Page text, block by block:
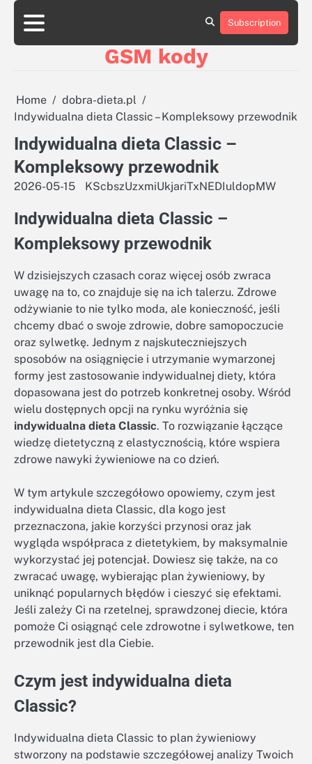
Skip
content
aluminumboatplans.com
dobra-
Strony
ujednoznaczniające
aluminumboatplans.com
dobra-
Strony
ujednoznaczniające
Kontakt
Kontakt
Subscription
GSM kody
Home
dobra-dieta.pl
Indywidualna dieta Classic – Kompleksowy przewodnik
Indywidualna dieta Classic –
Kompleksowy przewodnik
2026-05-15 KScbszUzxmiUkjariTxNEDIuldopMW
Indywidualna dieta Classic –
Kompleksowy przewodnik
W dzisiejszych czasach coraz więcej osób zwraca
uwagę na to, co znajduje się na ich talerzu. Zdrowe
odżywianie to nie tylko moda, ale konieczność, jeśli
chcemy dbać o swoje zdrowie, dobre samopoczucie
oraz sylwetkę. Jednym z najskuteczniejszych
sposobów na osiągnięcie i utrzymanie wymarzonej
formy jest zastosowanie indywidualnej diety, która
dopasowana jest do potrzeb konkretnej osoby. Wśród
wielu dostępnych opcji na rynku wyróżnia się
indywidualna dieta Classic. To rozwiązanie łączące
wiedzę dietetyczną z elastycznością, które wspiera
zdrowe nawyki żywieniowe na co dzień.
W tym artykule szczegółowo opowiemy, czym jest
indywidualna dieta Classic, dla kogo jest
przeznaczona, jakie korzyści przynosi oraz jak
wygląda współpraca z dietetykiem, by maksymalnie
wykorzystać jej potencjał. Dowiesz się także, na co
zwracać uwagę, wybierając plan żywieniowy, by
uniknąć popularnych błędów i cieszyć się efektami.
Jeśli zależy Ci na rzetelnej, sprawdzonej diecie, która
pomoże Ci osiągnąć cele zdrowotne i sylwetkowe, ten
przewodnik jest dla Ciebie.
Czym jest indywidualna dieta
Classic?
Indywidualna dieta Classic to plan żywieniowy
stworzony na podstawie szczegółowej analizy Twoich